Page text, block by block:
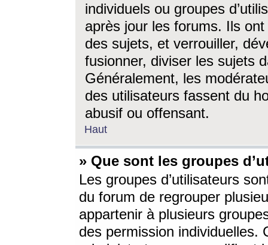
individuels ou groupes
après jour les forums. Ils ont
des sujets, et verrouiller,
fusionner, diviser les sujets
Généralement, les
des utilisateurs fassent du
abusif ou offensant.
Haut
» Que sont les groupes
Les groupes d’utilisateurs
du forum de regrouper
appartenir à plusieurs
des permission individuelles.